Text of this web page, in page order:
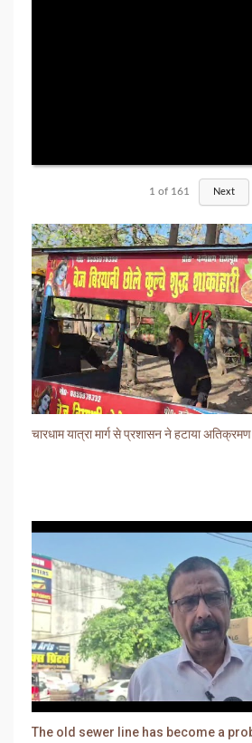
1 of 161 Next
चारधाम यात्रा मार्ग से प्रशासन ने हटाया अतिक्रमण